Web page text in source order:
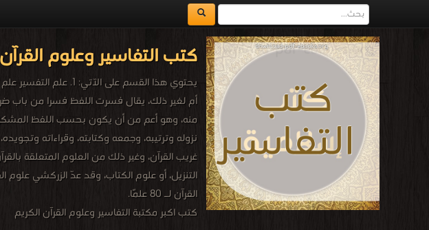
كتب التفاسير وعلوم
يحتوي هذا القسم
أم لغير ذلك، يقال فسرت اللفظ فسرا من باب
نزوله وترتيبه، وجمعه وكتابته، وقراءاته
غريب القرآن، وغير ذلك من العلوم المتعلقة
القرآن لـ 80 علمًا.
كتب اكبر مكتبة التفاسير وعلوم القرآن الكريم